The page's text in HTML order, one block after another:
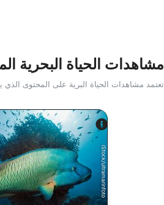
مشاهدات الحياة البحرية
تعتمد مشاهدات الحياة البرية على المحتوى الذي
iStock/ultramarinfoto